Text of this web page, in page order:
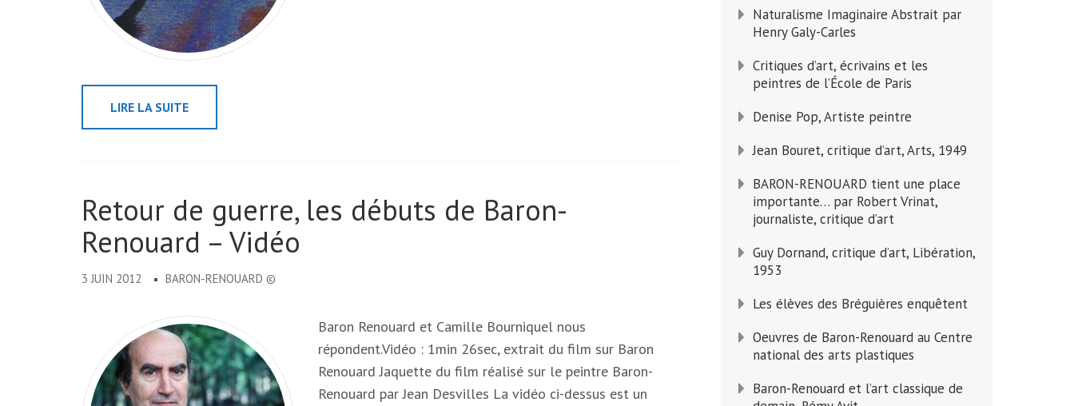
LIRE LA SUITE
Retour de guerre, les débuts de Baron-
Renouard – Vidéo
3 JUIN 2012 BARON-RENOUARD ©
Baron Renouard et Camille Bourniquel nous
répondent.Vidéo : 1min 26sec, extrait du film sur Baron
Renouard Jaquette du film réalisé sur le peintre Baron-
Renouard par Jean Desvilles La vidéo ci-dessus est un
Naturalisme Imaginaire Abstrait par
Henry Galy-Carles
Critiques d’art, écrivains et les
peintres de l’École de Paris
Denise Pop, Artiste peintre
Jean Bouret, critique d’art, Arts, 1949
BARON-RENOUARD tient une place
importante… par Robert Vrinat,
journaliste, critique d’art
Guy Dornand, critique d’art, Libération,
1953
Les élèves des Bréguières enquêtent
Oeuvres de Baron-Renouard au Centre
national des arts plastiques
Baron-Renouard et l’art classique de